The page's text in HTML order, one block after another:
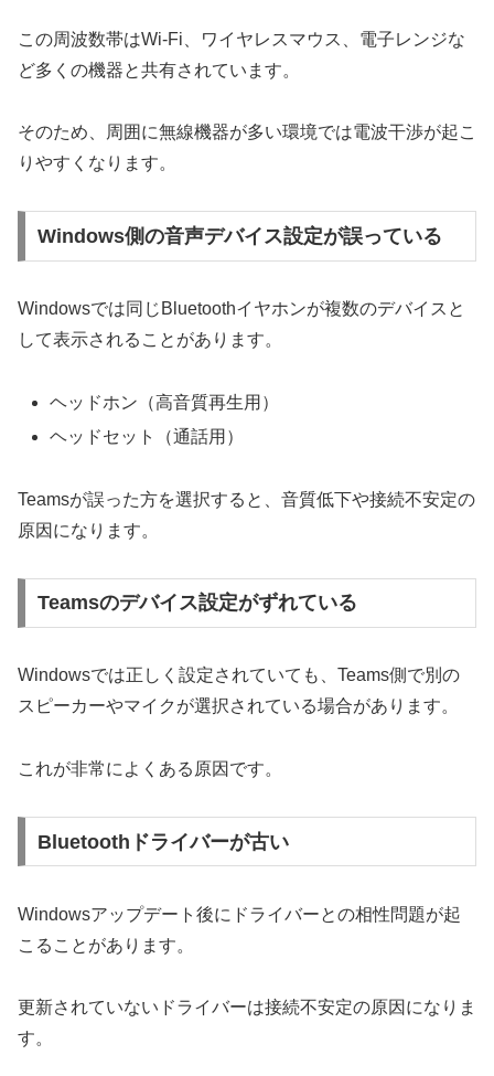
この周波数帯はWi-Fi、ワイヤレスマウス、電子レンジな
ど多くの機器と共有されています。
そのため、周囲に無線機器が多い環境では電波干渉が起こ
りやすくなります。
Windows側の音声デバイス設定が誤っている
Windowsでは同じBluetoothイヤホンが複数のデバイスと
して表示されることがあります。
ヘッドホン（高音質再生用）
ヘッドセット（通話用）
Teamsが誤った方を選択すると、音質低下や接続不安定の
原因になります。
Teamsのデバイス設定がずれている
Windowsでは正しく設定されていても、Teams側で別の
スピーカーやマイクが選択されている場合があります。
これが非常によくある原因です。
Bluetoothドライバーが古い
Windowsアップデート後にドライバーとの相性問題が起
こることがあります。
更新されていないドライバーは接続不安定の原因になりま
す。